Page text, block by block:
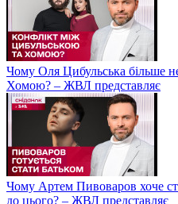
Чому Оля Цибульська більше
Хомою? – ЖВЛ представляє
Чому Артем Пивоваров хоче
до цього? – ЖВЛ представляє